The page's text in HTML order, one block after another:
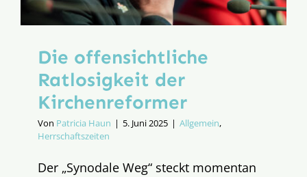
Die offensichtliche
Ratlosigkeit der
Kirchenreformer
Von Patricia Haun | 5. Juni 2025 | Allgemein,
Herrschaftszeiten
Der „Synodale Weg“ steckt momentan